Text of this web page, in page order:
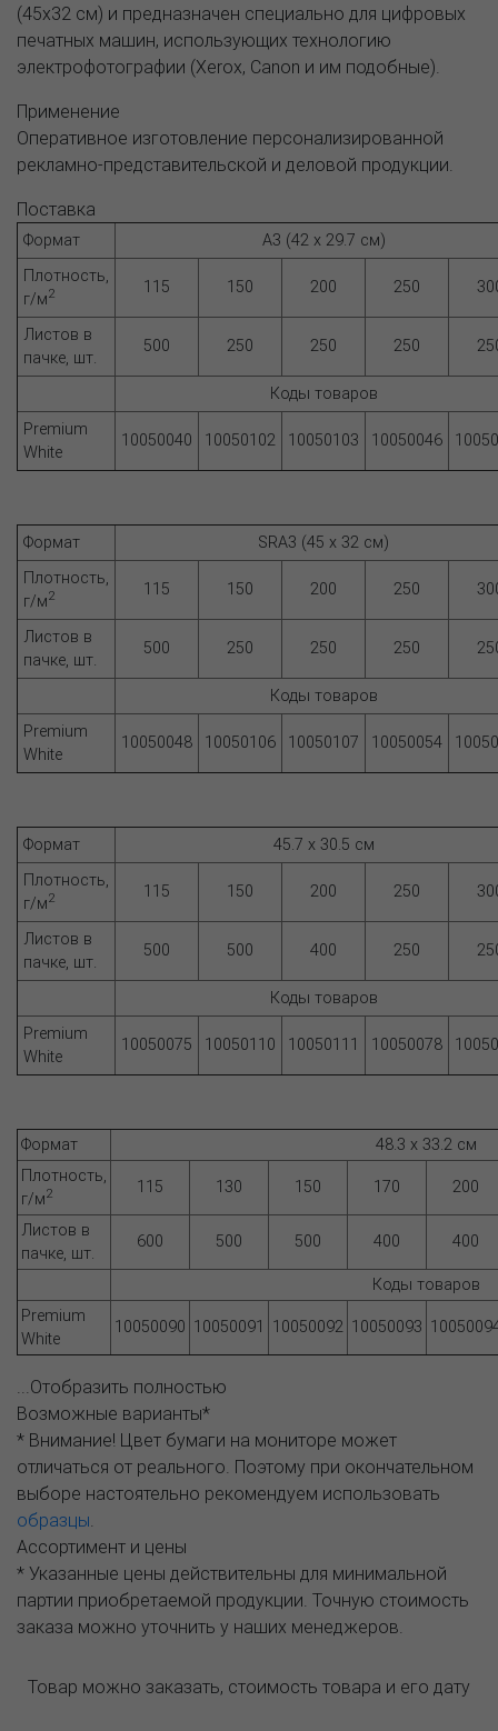
(45х32 см) и предназначен специально для цифровых
печатных машин, использующих технологию
электрофотографии (Xerox, Canon и им подобные).
Применение
Оперативное изготовление персонализированной
рекламно-представительской и деловой продукции.
Поставка
Формат
A3 (42 х 29.7 см)
Плотность,
г/м2 115 150 200 250
Листов в
пачке, шт.
500 250 250 250
Коды товаров
Premium
White
10050040 10050102 10050103 10050046
Формат
SRA3 (45 х 32 см)
Плотность,
г/м2 115 150 200 250
Листов в
пачке, шт.
500 250 250 250
Коды товаров
Premium
White
10050048 10050106 10050107 10050054
Формат
45.7 х 30.5 см
Плотность,
г/м2 115 150 200 250
Листов в
пачке, шт.
500 500 400 250
Коды товаров
Premium
White
10050075 10050110 10050111 10050078
Формат
48.3 х 33.2 см
Плотность,
г/м2 115 130 150 170 200
Листов в
пачке, шт.
600 500 500 400 400
Коды товаров
Premium
White
10050090 10050091 10050092 10050093
...Отобразить полностью
Возможные варианты*
* Внимание! Цвет бумаги на мониторе может
отличаться от реального. Поэтому при окончательном
выборе настоятельно рекомендуем использовать
образцы
Ассортимент и цены
* Указанные цены действительны для минимальной
партии приобретаемой продукции. Точную стоимость
заказа можно уточнить у наших менеджеров.
Товар можно заказать, стоимость товара и его дату